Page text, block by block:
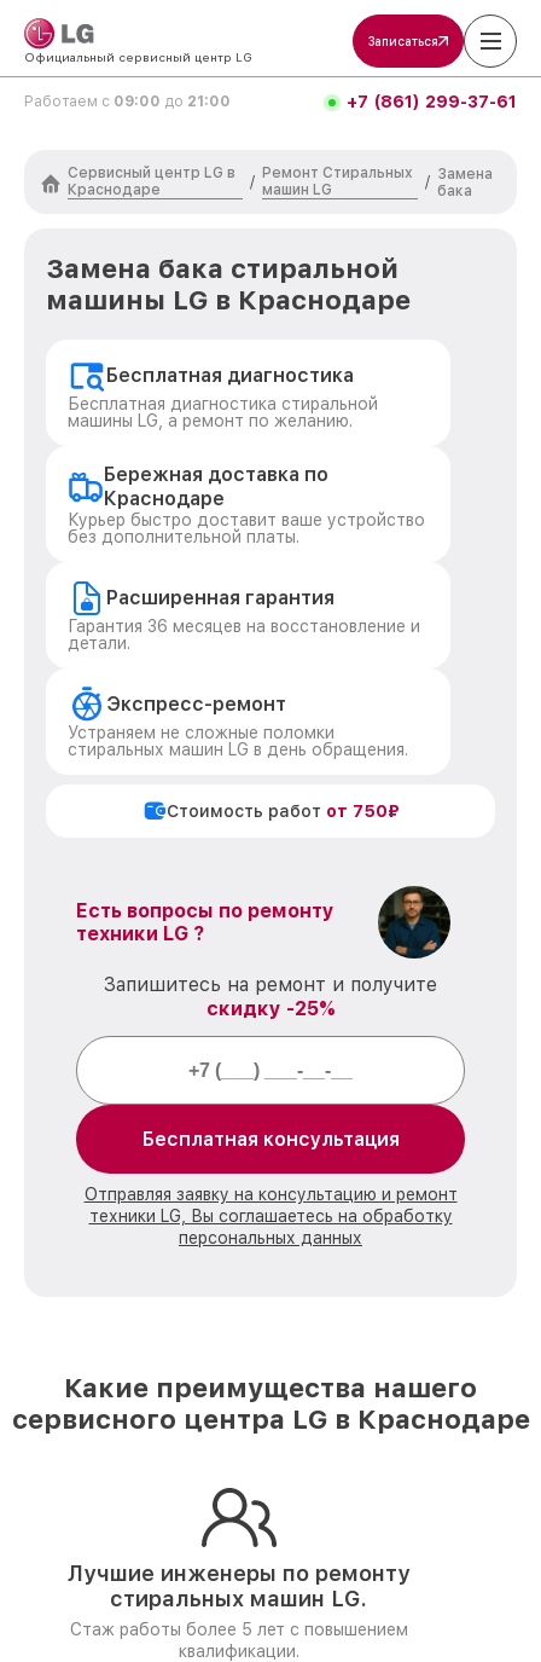
Официальный сервисный центр LG
Записаться
Работаем с 09:00 до 21:00 +7 (861) 299-37-61
Сервисный центр LG в
Краснодаре
/
Ремонт Стиральных
машин LG
/ Замена
бака
Замена бака стиральной
машины LG в Краснодаре
Бесплатная диагностика
Бесплатная диагностика стиральной
машины LG, а ремонт по желанию.
Бережная доставка по
Краснодаре
Курьер быстро доставит ваше устройство
без дополнительной платы.
Расширенная гарантия
Гарантия 36 месяцев на восстановление и
детали.
Экспресс-ремонт
Устраняем не сложные поломки
стиральных машин LG в день обращения.
Стоимость работ от 750₽
Есть вопросы по ремонту
техники LG ?
Запишитесь на ремонт и получите
скидку -25%
Бесплатная консультация
Отправляя заявку на консультацию и ремонт
техники LG, Вы соглашаетесь на обработку
персональных данных
Какие преимущества нашего
сервисного центра LG в Краснодаре
Лучшие инженеры по ремонту
стиральных машин LG.
Стаж работы более 5 лет с повышением
квалификации.